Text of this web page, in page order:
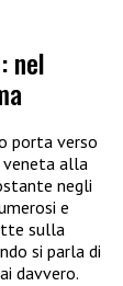
nel
porta verso
alla
negli
e
sulla
si parla di
davvero.